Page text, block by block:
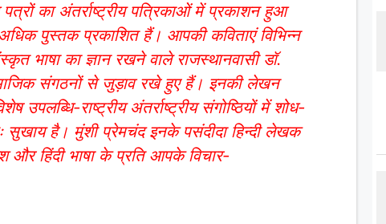
का अंतर्राष्ट्रीय पत्रिकाओं में प्रकाशन हुआ
पुस्तक प्रकाशित हैं। आपकी कविताएं विभिन्न
भाषा का ज्ञान रखने वाले राजस्थानवासी डॉ.
संगठनों से जुड़ाव रखे हुए हैं। इनकी लेखन
राष्ट्रीय अंतर्राष्ट्रीय संगोष्ठियों में शोध-
सुखाय है। मुंशी प्रेमचंद इनके पसंदीदा हिन्दी लेखक
और हिंदी भाषा के प्रति आपके विचार-